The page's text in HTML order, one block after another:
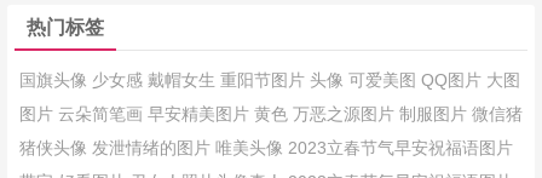
热门标签
国旗头像 少女感 戴帽女生 重阳节图片 头像 可爱美图 QQ图片 大图
图片 云朵简笔画 早安精美图片 黄色 万恶之源图片 制服图片 微信猪
猪侠头像 发泄情绪的图片 唯美头像 2023立春节气早安祝福语图片